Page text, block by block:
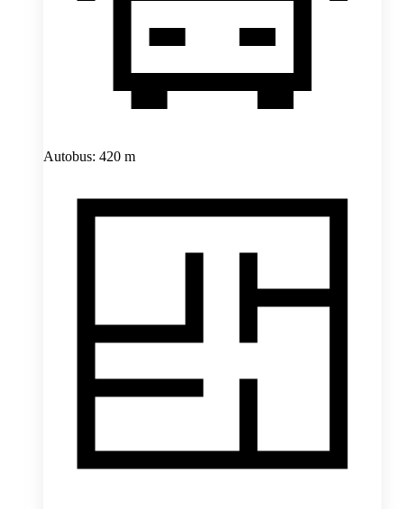
Autobus: 420 m